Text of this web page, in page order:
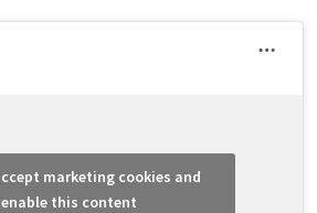
marketing cookies and
enable this content